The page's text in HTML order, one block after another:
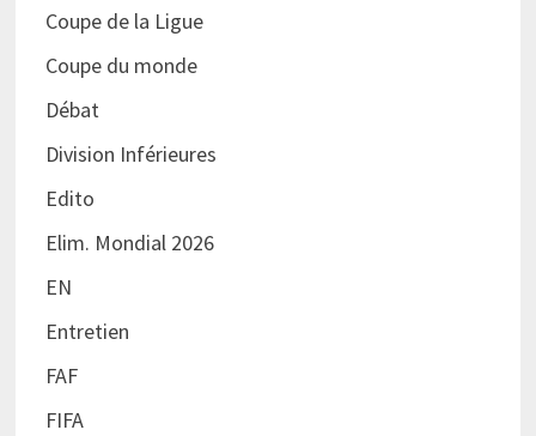
Coupe de la Ligue
Coupe du monde
Débat
Division Inférieures
Edito
Elim. Mondial 2026
EN
Entretien
FAF
FIFA